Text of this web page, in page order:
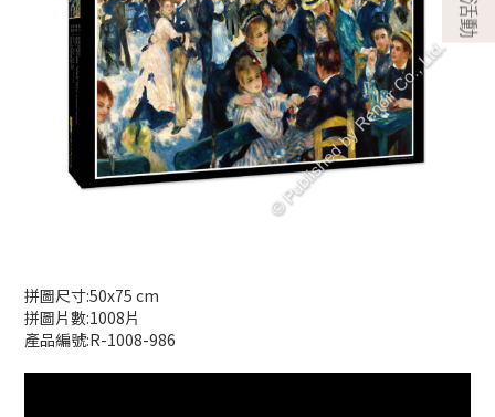
拼圖尺寸:50x75 cm
拼圖片數:1008片
產品編號:R-1008-986